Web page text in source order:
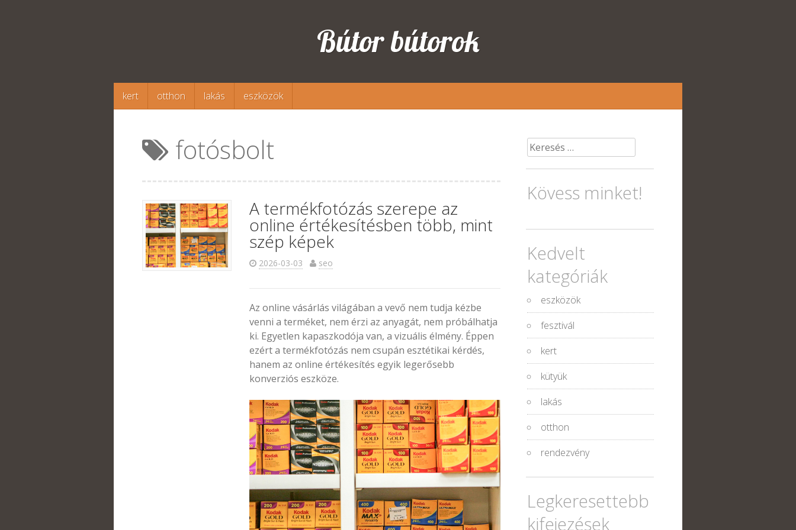
Bútor bútorok
Megszakítás
kert otthon lakás eszközök
fotósbolt
A termékfotózás szerepe az
online értékesítésben több, mint
szép képek
2026-03-03 seo
Az online vásárlás világában a vevő nem tudja kézbe
venni a terméket, nem érzi az anyagát, nem próbálhatja
ki. Egyetlen kapaszkodója van, a vizuális élmény. Éppen
ezért a termékfotózás nem csupán esztétikai kérdés,
hanem az online értékesítés egyik legerősebb
konverziós eszköze.
Keresés:
Kövess minket!
Kedvelt
kategóriák
eszközök
fesztivál
kert
kütyük
lakás
otthon
rendezvény
Legkeresettebb
kifejezések